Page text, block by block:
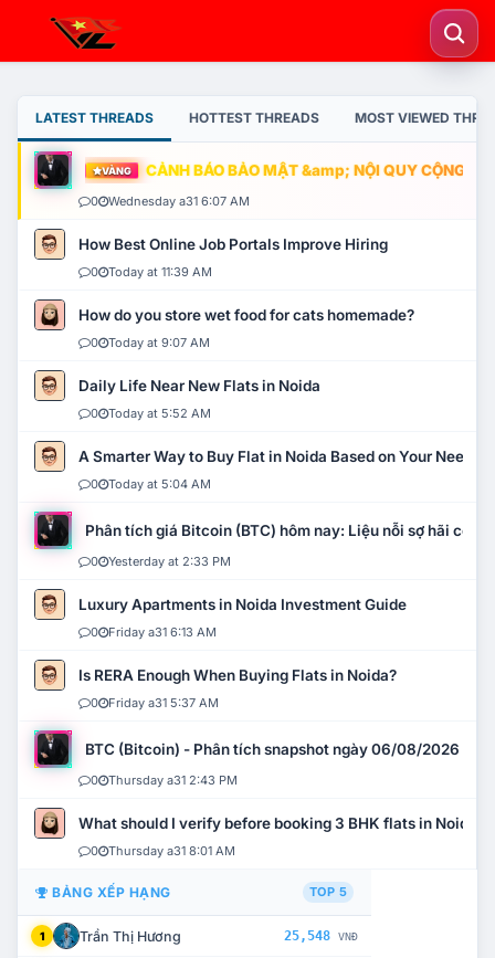
LATEST THREADS HOTTEST THREADS MOST VIEWED
VÀNG CẢNH BÁO BẢO MẬT &amp; NỘI QUY CỘNG
0 Wednesday a31 6:07 AM
How Best Online Job Portals Improve Hiring
0 Today at 11:39 AM
How do you store wet food for cats homemade?
0 Today at 9:07 AM
Daily Life Near New Flats in Noida
0 Today at 5:52 AM
A Smarter Way to Buy Flat in Noida Based on Your Needs
0 Today at 5:04 AM
Phân tích giá Bitcoin (BTC) hôm nay: Liệu nỗi sợ hãi có
0 Yesterday at 2:33 PM
Luxury Apartments in Noida Investment Guide
0 Friday a31 6:13 AM
Is RERA Enough When Buying Flats in Noida?
0 Friday a31 5:37 AM
BTC (Bitcoin) - Phân tích snapshot ngày 06/08/2026
0 Thursday a31 2:43 PM
What should I verify before booking 3 BHK flats in Noida?
0 Thursday a31 8:01 AM
BẢNG XẾP HẠNG TOP 5
1 Trần Thị Hương 25,548 VNĐ